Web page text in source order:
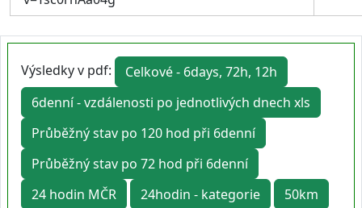
Výsledky v pdf:
Celkové - 6days, 72h, 12h
6denní - vzdálenosti po jednotlivých dnech xls
Průběžný stav po 120 hod při 6denní
Průběžný stav po 72 hod při 6denní
24 hodin MČR
24hodin - kategorie
50km